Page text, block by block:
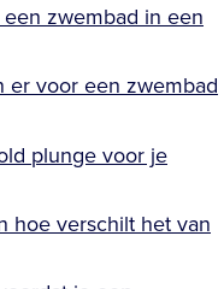
zwembad in een
er voor een zwembad
plunge voor je
hoe verschilt het van